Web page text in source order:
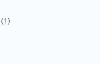
(1)